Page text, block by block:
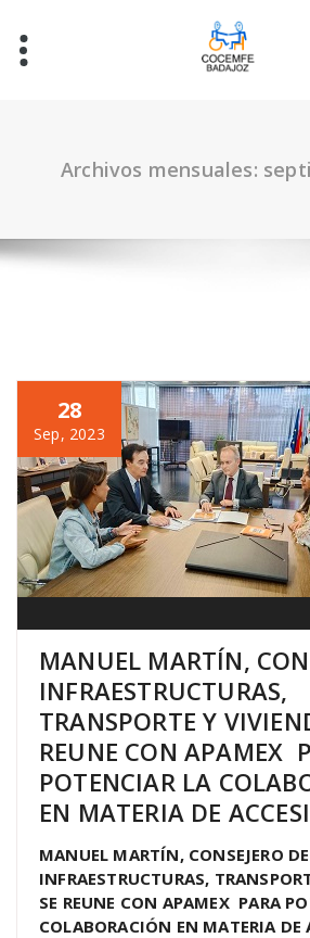
Archivos mensuales:
28
Sep, 2023
MANUEL MARTÍN,
INFRAESTRUCTURAS,
TRANSPORTE Y
REUNE CON APAMEX
POTENCIAR LA
EN MATERIA DE
MANUEL MARTÍN, CONSEJERO DE
INFRAESTRUCTURAS,
SE REUNE CON APAMEX PARA
COLABORACIÓN EN MATERIA DE